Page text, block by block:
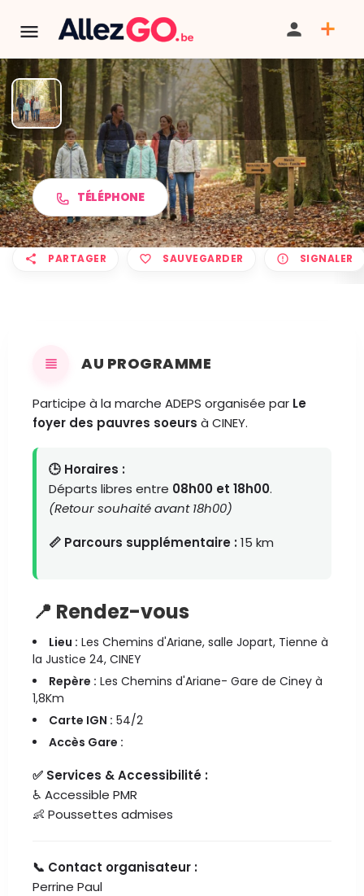
Marche ADEPS à CINEY
TÉLÉPHONE
PARTAGER SAUVEGARDER SIGNALER
AU PROGRAMME
Participe à la marche ADEPS organisée par Le
foyer des pauvres soeurs à CINEY.
🕒 Horaires :
Départs libres entre 08h00 et 18h00.
(Retour souhaité avant 18h00)
📏 Parcours supplémentaire :15 km
📍 Rendez-vous
Lieu : Les Chemins d'Ariane, salle Jopart, Tienne à
la Justice 24, CINEY
Repère : Les Chemins d'Ariane- Gare de Ciney à
1,8Km
Carte IGN : 54/2
Accès Gare :
✅ Services & Accessibilité :
♿ Accessible PMR
👶 Poussettes admises
📞 Contact organisateur :
Perrine Paul